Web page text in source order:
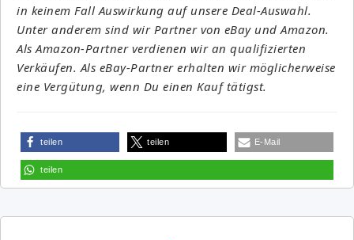
in keinem Fall Auswirkung auf unsere Deal-Auswahl.
Unter anderem sind wir Partner von eBay und Amazon.
Als Amazon-Partner verdienen wir an qualifizierten
Verkäufen. Als eBay-Partner erhalten wir möglicherweise
eine Vergütung, wenn Du einen Kauf tätigst.
teilen teilen E-Mail
teilen